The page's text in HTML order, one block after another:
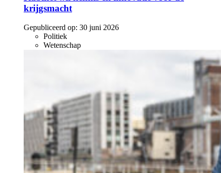
krijgsmacht
Gepubliceerd op: 30 juni 2026
Politiek
Wetenschap